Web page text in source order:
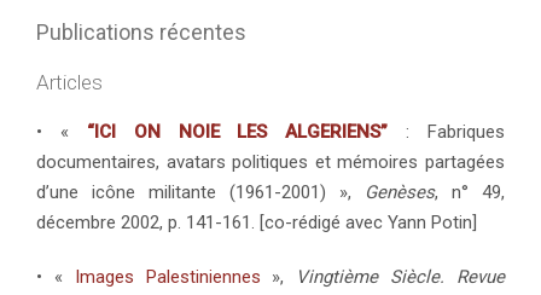
Publications récentes
Articles
• « “ICI ON NOIE LES ALGERIENS” : Fabriques
documentaires, avatars politiques et mémoires partagées
d’une icône militante (1961-2001) »,
Genèses, n° 49,
décembre 2002, p. 141-161. [co-rédigé avec Yann Potin]
• « Images Palestiniennes »,
Vingtième Siècle. Revue